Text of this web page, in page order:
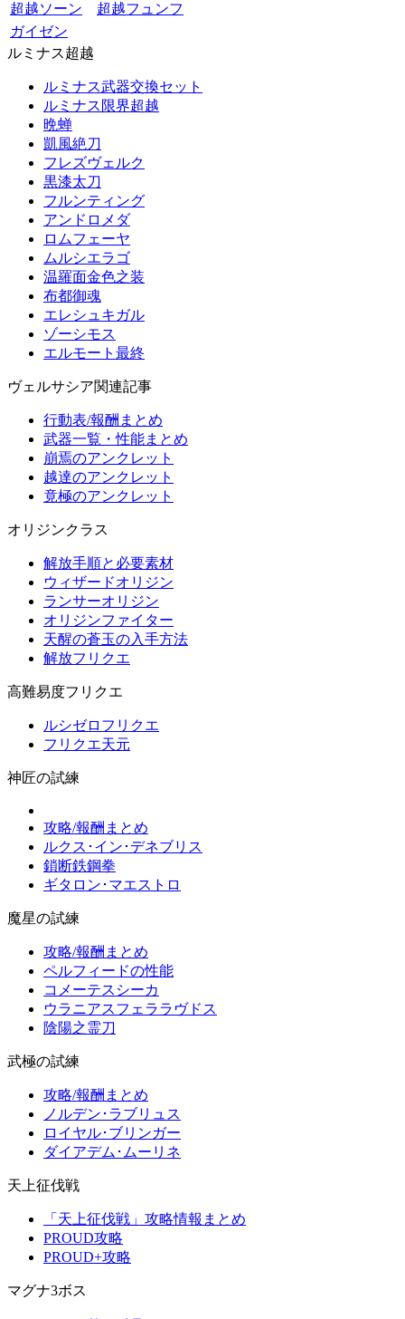
超越ソーン
超越フュンフ
ガイゼン
ルミナス超越
ルミナス武器交換セット
ルミナス限界超越
晩蝉
凱風絶刀
フレズヴェルク
黒漆太刀
フルンティング
アンドロメダ
ロムフェーヤ
ムルシエラゴ
温羅面金色之装
布都御魂
エレシュキガル
ゾーシモス
エルモート最終
ヴェルサシア関連記事
行動表/報酬まとめ
武器一覧・性能まとめ
崩焉のアンクレット
越達のアンクレット
竟極のアンクレット
オリジンクラス
解放手順と必要素材
ウィザードオリジン
ランサーオリジン
オリジンファイター
天醒の蒼玉の入手方法
解放フリクエ
高難易度フリクエ
ルシゼロフリクエ
フリクエ天元
神匠の試練
攻略/報酬まとめ
ルクス･イン･デネブリス
鎖断鉄鋼拳
ギタロン･マエストロ
魔星の試練
攻略/報酬まとめ
ペルフィードの性能
コメーテスシーカ
ウラニアスフェララヴドス
陰陽之霊刀
武極の試練
攻略/報酬まとめ
ノルデン･ラブリュス
ロイヤル･ブリンガー
ダイアデム･ムーリネ
天上征伐戦
「天上征伐戦」攻略情報まとめ
PROUD攻略
PROUD+攻略
マグナ3ボス